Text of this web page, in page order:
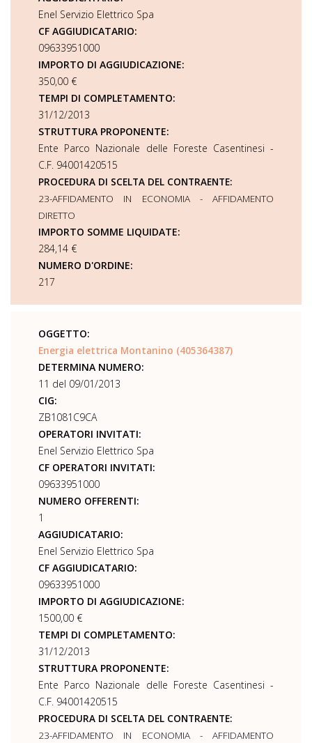
Enel Servizio Elettrico Spa
CF AGGIUDICATARIO:
09633951000
IMPORTO DI AGGIUDICAZIONE:
350,00 €
TEMPI DI COMPLETAMENTO:
31/12/2013
STRUTTURA PROPONENTE:
Ente Parco Nazionale delle Foreste Casentinesi -
C.F. 94001420515
PROCEDURA DI SCELTA DEL CONTRAENTE:
23-AFFIDAMENTO IN ECONOMIA - AFFIDAMENTO
DIRETTO
IMPORTO SOMME LIQUIDATE:
284,14 €
NUMERO D'ORDINE:
217
OGGETTO:
Energia elettrica Montanino (405364387)
DETERMINA NUMERO:
11 del 09/01/2013
CIG:
ZB1081C9CA
OPERATORI INVITATI:
Enel Servizio Elettrico Spa
CF OPERATORI INVITATI:
09633951000
NUMERO OFFERENTI:
1
AGGIUDICATARIO:
Enel Servizio Elettrico Spa
CF AGGIUDICATARIO:
09633951000
IMPORTO DI AGGIUDICAZIONE:
1500,00 €
TEMPI DI COMPLETAMENTO:
31/12/2013
STRUTTURA PROPONENTE:
Ente Parco Nazionale delle Foreste Casentinesi -
C.F. 94001420515
PROCEDURA DI SCELTA DEL CONTRAENTE:
23-AFFIDAMENTO IN ECONOMIA - AFFIDAMENTO